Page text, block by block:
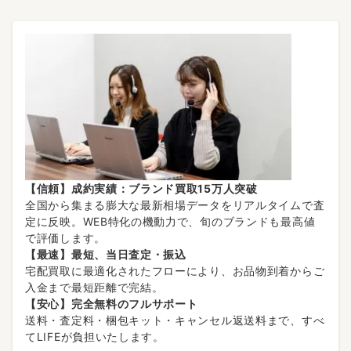
【信頼】成約実績：ブランド買取15万人突破
全国から集まる膨大な最新相場データをリアルタイムで査
定に反映。WEB特化の機動力で、旬のブランドも最高値
で評価します。
【最速】最短、当日査定・振込
宅配買取に最適化されたフローにより、お品物到着からご
入金まで最短距離で完結。
【安心】完全無料のフルサポート
送料・査定料・梱包キット・キャンセル返送料まで、すべ
てLIFEが負担いたします。